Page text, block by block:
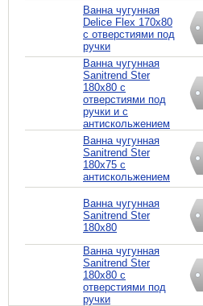
Ванна чугунная
Delice Flex 170x80
с отверстиями под
ручки
Ванна чугунная
Sanitrend Ster
180х80 с
отверстиями под
ручки и с
антискольжением
Ванна чугунная
Sanitrend Ster
180х75 с
антискольжением
Ванна чугунная
Sanitrend Ster
180х80
Ванна чугунная
Sanitrend Ster
180х80 с
отверстиями под
ручки